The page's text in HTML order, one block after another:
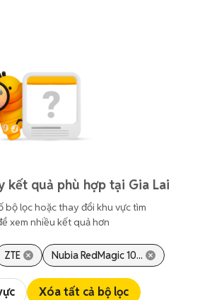
kết quả phù hợp tại Gia Lai
bộ lọc hoặc thay đổi khu vực tìm
xem nhiều kết quả hơn
ZTE Nubia RedMagic 10...
Xóa tất cả bộ lọc